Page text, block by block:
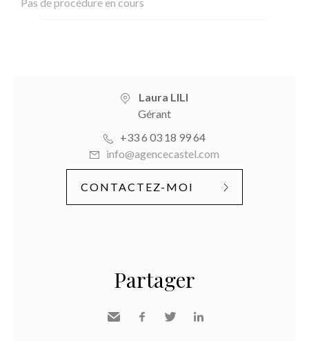
Laura LILI
Gérant
+33 6 03 18 99 64
info@agencecastel.com
CONTACTEZ-MOI
Partager